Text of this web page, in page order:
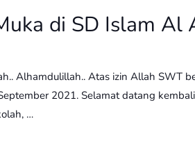
di SD Islam Al
Alhamdulillah.. Atas izin Allah SWT
2021. Selamat datang
…